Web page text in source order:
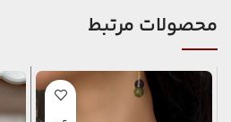
محصولات مرتبط